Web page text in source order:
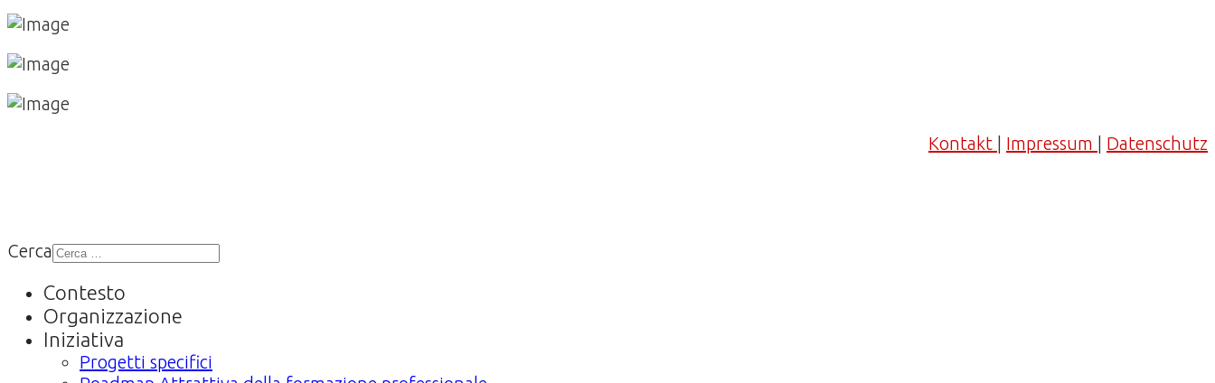
Kontakt Impressum Datenschutz
Cerca
Contesto
Organizzazione
Iniziativa
Progetti specifici